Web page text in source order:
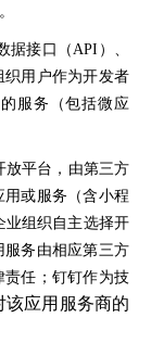
接口（API）、
用户作为开发者
服务（包括微应
平台，由第三方
用或服务 （含小程
业组织自主选择开
务由相应第三方
责任；钉钉作为技
该应用服务商的